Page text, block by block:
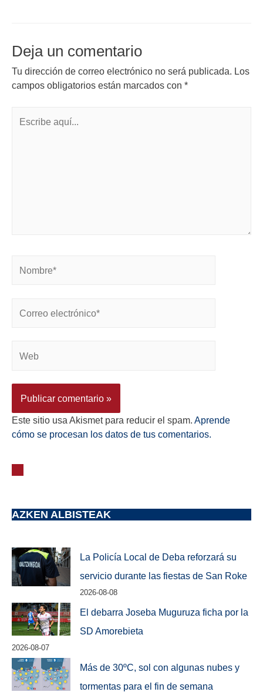
Deja un comentario
Tu dirección de correo electrónico no será publicada. Los
campos obligatorios están marcados con *
Este sitio usa Akismet para reducir el spam. Aprende
cómo se procesan los datos de tus comentarios.
AZKEN ALBISTEAK
La Policía Local de Deba reforzará su
servicio durante las fiestas de San Roke
2026-08-08
El debarra Joseba Muguruza ficha por la
SD Amorebieta
2026-08-07
Más de 30ºC, sol con algunas nubes y
tormentas para el fin de semana